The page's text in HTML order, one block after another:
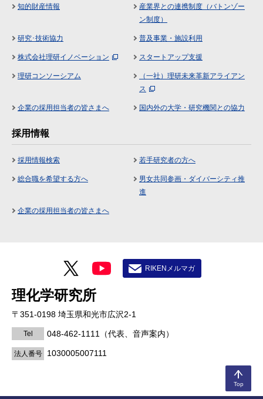
Top
知的財産情報
産業界との連携制度（バトンゾー
ン制度）
研究･技術協力 普及事業・施設利用
株式会社理研イノベーション スタートアップ支援
理研コンソーシアム
（一社）理研未来革新アライアン
ス
企業の採用担当者の皆さまへ 国内外の大学・研究機関との協力
採用情報
採用情報検索 若手研究者の方へ
総合職を希望する方へ
男女共同参画・ダイバーシティ推
進
企業の採用担当者の皆さまへ
理化学研究所
〒351-0198 埼玉県和光市広沢2-1
Tel 048-462-1111 （代表、音声案内）
法人番号 1030005007111
RIKENメルマガ